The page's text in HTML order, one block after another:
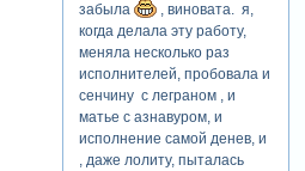
забыла
, виновата. я,
когда делала эту работу,
меняла несколько раз
исполнителей, пробовала и
сенчину с леграном , и
матье с азнавуром, и
исполнение самой денев, и
, даже лолиту, пыталась